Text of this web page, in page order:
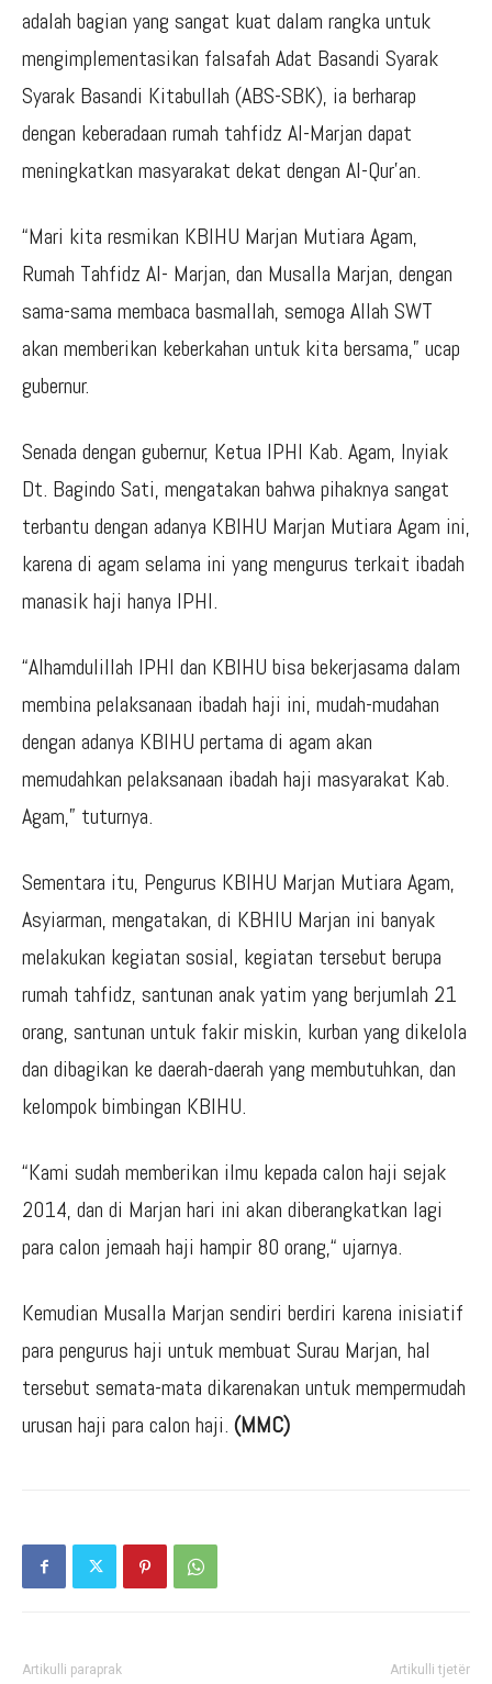
adalah bagian yang sangat kuat dalam rangka untuk
mengimplementasikan falsafah Adat Basandi Syarak
Syarak Basandi Kitabullah (ABS-SBK), ia berharap
dengan keberadaan rumah tahfidz Al-Marjan dapat
meningkatkan masyarakat dekat dengan Al-Qur’an.
“Mari kita resmikan KBIHU Marjan Mutiara Agam,
Rumah Tahfidz Al- Marjan, dan Musalla Marjan, dengan
sama-sama membaca basmallah, semoga Allah SWT
akan memberikan keberkahan untuk kita bersama,” ucap
gubernur.
Senada dengan gubernur, Ketua IPHI Kab. Agam, Inyiak
Dt. Bagindo Sati, mengatakan bahwa pihaknya sangat
terbantu dengan adanya KBIHU Marjan Mutiara Agam ini,
karena di agam selama ini yang mengurus terkait ibadah
manasik haji hanya IPHI.
“Alhamdulillah IPHI dan KBIHU bisa bekerjasama dalam
membina pelaksanaan ibadah haji ini, mudah-mudahan
dengan adanya KBIHU pertama di agam akan
memudahkan pelaksanaan ibadah haji masyarakat Kab.
Agam,” tuturnya.
Sementara itu, Pengurus KBIHU Marjan Mutiara Agam,
Asyiarman, mengatakan, di KBHIU Marjan ini banyak
melakukan kegiatan sosial, kegiatan tersebut berupa
rumah tahfidz, santunan anak yatim yang berjumlah 21
orang, santunan untuk fakir miskin, kurban yang dikelola
dan dibagikan ke daerah-daerah yang membutuhkan, dan
kelompok bimbingan KBIHU.
“Kami sudah memberikan ilmu kepada calon haji sejak
2014, dan di Marjan hari ini akan diberangkatkan lagi
para calon jemaah haji hampir 80 orang,“ ujarnya.
Kemudian Musalla Marjan sendiri berdiri karena inisiatif
para pengurus haji untuk membuat Surau Marjan, hal
tersebut semata-mata dikarenakan untuk mempermudah
urusan haji para calon haji. (MMC)
Artikulli paraprak Artikulli tjetër